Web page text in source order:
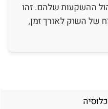
ההשקעות שלהם. זהו
של השוק לאורך זמן,